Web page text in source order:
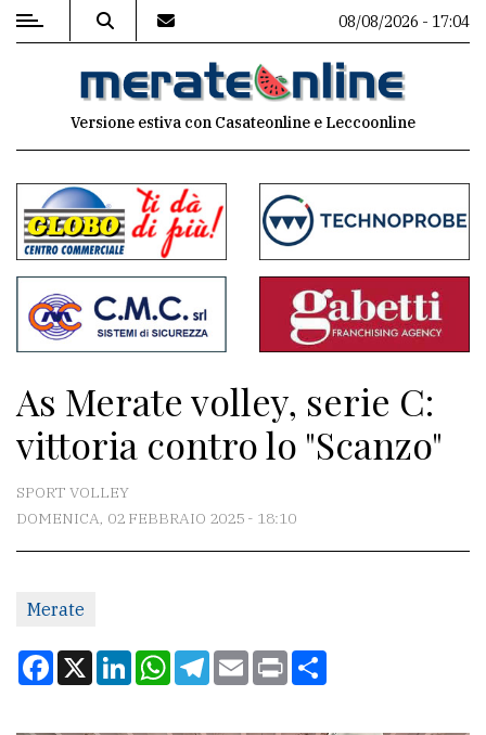
MENU
commenti
Contenuti
del
sito
Associazioni
Meteo
redazione
Scrivici
08/08/2026 - 17:04
Versione estiva con Casateonline e Leccoonline
As Merate volley, serie C:
vittoria contro lo "Scanzo"
SPORT VOLLEY
DOMENICA, 02 FEBBRAIO 2025 - 18:10
Merate
Facebook
X LinkedInWhatsApp
Telegram
EmailPrint